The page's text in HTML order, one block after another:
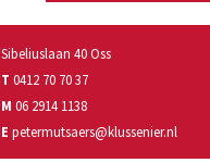
Sibeliuslaan 40 Oss
T0412 70 70 37
M06 2914 1138
E petermutsaers@klussenier.nl